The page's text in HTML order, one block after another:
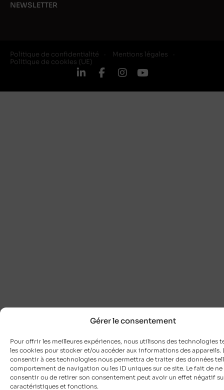
Gérer le consentement
Pour offrir les meilleures expériences, nous utilisons des technologies
les cookies pour stocker et/ou accéder aux informations des appareils.
consentir à ces technologies nous permettra de traiter des données
comportement de navigation ou les ID uniques sur ce site. Le fait de ne
consentir ou de retirer son consentement peut avoir un effet négatif
caractéristiques et fonctions.
NEWSLETTER
Politique de confidentialité
Mentions légales
Politique de cookies (UE)